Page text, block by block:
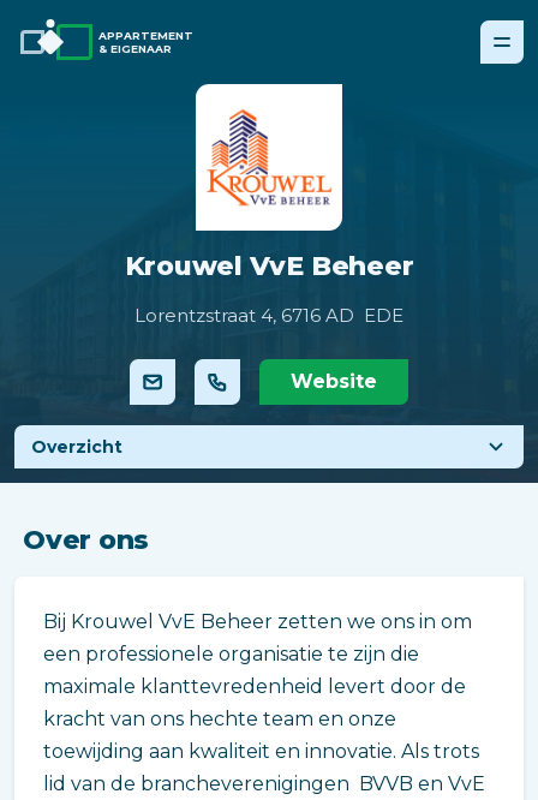
APPARTEMENT
& EIGENAAR
Krouwel VvE Beheer
Lorentzstraat 4, 6716 AD EDE
Website
Overzicht
Over ons
Bij Krouwel VvE Beheer zetten we ons in om
een professionele organisatie te zijn die
maximale klanttevredenheid levert door de
kracht van ons hechte team en onze
toewijding aan kwaliteit en innovatie. Als trots
lid van de brancheverenigingen BVVB en VvE